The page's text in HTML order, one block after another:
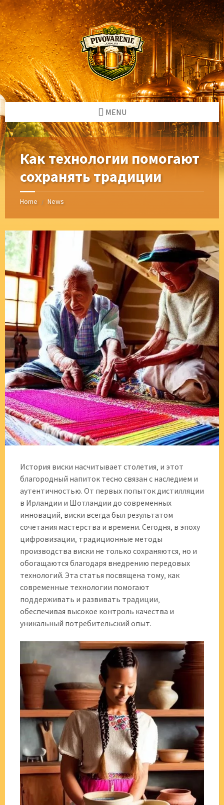
Skip
to
content
Skip
to
left
sidebar
Skip
to
right
sidebar
Skip
to
footer
MENU
Как технологии помогают
сохранять традиции
Home / News
История виски насчитывает столетия‚ и этот
благородный напиток тесно связан с наследием и
аутентичностью. От первых попыток дистилляции
в Ирландии и Шотландии до современных
инноваций‚ виски всегда был результатом
сочетания мастерства и времени. Сегодня‚ в эпоху
цифровизации‚ традиционные методы
производства виски не только сохраняются‚ но и
обогащаются благодаря внедрению передовых
технологий. Эта статья посвящена тому‚ как
современные технологии помогают
поддерживать и развивать традиции‚
обеспечивая высокое контроль качества и
уникальный потребительский опыт.